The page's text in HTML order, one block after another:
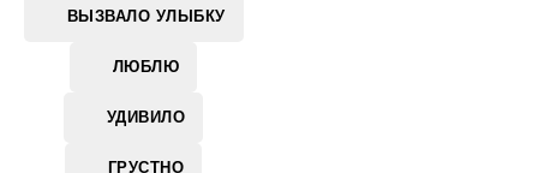
ВЫЗВАЛО УЛЫБКУ
ЛЮБЛЮ
УДИВИЛО
ГРУСТНО